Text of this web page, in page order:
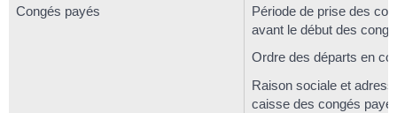
Congés payés
Période de prise des
avant le début des
Ordre des départs en
Raison sociale et
caisse des congés